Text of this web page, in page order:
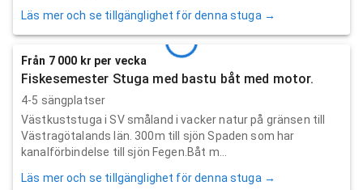
Läs mer och se tillgänglighet för denna stuga →
Från 7 000 kr per vecka
Fiskesemester Stuga med bastu båt med motor.
4-5 sängplatser
Västkuststuga i SV småland i vacker natur på gränsen till
Västragötalands län. 300m till sjön Spaden som har
kanalförbindelse till sjön Fegen.Båt m...
Läs mer och se tillgänglighet för denna stuga →